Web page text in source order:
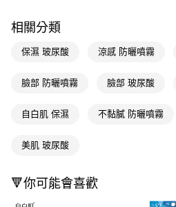
AFTEE先享後付是「在收到商品之後才付
１．簡單：不需註冊會員、不需綁卡、不
３．安心：先確認商品／服務後，再付款。
１．於結帳方式選擇「AFTEE先享後付」
３．收到繳費通知簡訊後14天內，點擊此
※ 請注意：結帳手續完成當下不需立刻繳費
購買商品的店家。未經商家同意取消之訂單
後付繳納相關費用。
即享券
運送方式
全家取貨付款
每筆NT$65，滿NT$390(含以上)免運費
每筆NT$65，滿NT$490(含以上)免運費
相關分類
保濕 玻尿酸 涼感 防曬噴霧
臉部 防曬噴霧 臉部 玻尿酸
自白肌 保濕 不黏膩 防曬噴霧
美肌 玻尿酸
🔻你可能會喜歡